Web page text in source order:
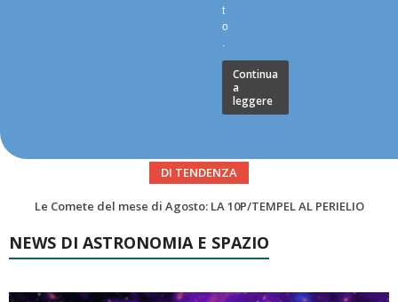
t
o
.
Continua
a
leggere
DI TENDENZA
Asteroidi del mese Agosto 2026
NEWS DI ASTRONOMIA E SPAZIO